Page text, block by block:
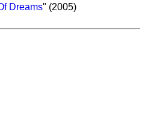
Dreams" (2005)